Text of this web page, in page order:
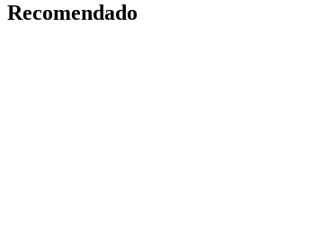
Recomendado